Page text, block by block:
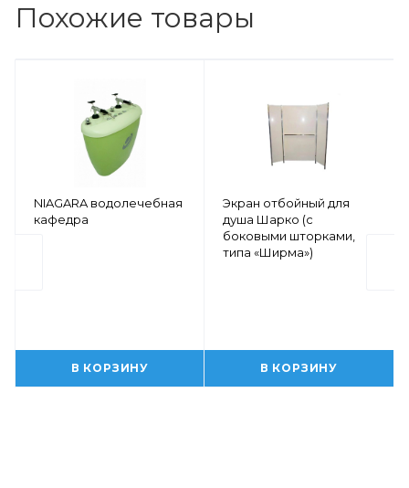
Похожие товары
NIAGARA водолечебная
кафедра
В КОРЗИНУ
Экран отбойный для
душа Шарко (с
боковыми шторками,
типа «Ширма»)
В КОРЗИНУ